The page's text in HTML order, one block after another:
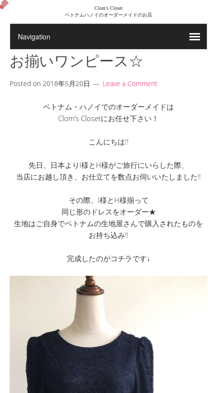
Clom's Closet
ベトナムハノイのオーダーメイドのお店
お揃いワンピース☆
Posted on 2018年5月20日 Leave a Comment
ベトナム・ハノイでのオーダーメイドは
Clom’s Closetにお任せ下さい！
こんにちは!!
先日、日本よりI様とH様がご旅行にいらした際、
当店にお越し頂き、お仕立てを数点お伺いいたしました‼
その際、I様とH様揃って
同じ形のドレスをオーダー★
生地はご自身でベトナムの生地屋さんで購入されたものを
お持ち込み‼
完成したのがコチラです↓